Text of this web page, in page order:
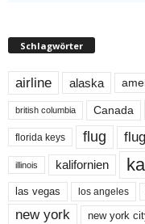
Schlagwörter
airline alaska
british columbia Canada
florida keys flug
illinois kalifornien
las vegas los angeles
new york new york